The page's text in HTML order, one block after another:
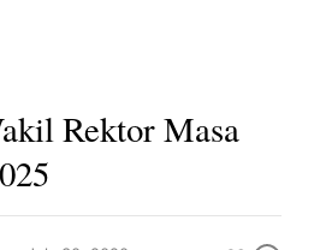
Rektor Masa